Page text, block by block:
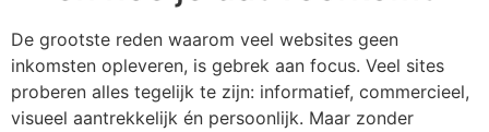
De grootste reden waarom veel websites geen
inkomsten opleveren, is gebrek aan focus. Veel sites
proberen alles tegelijk te zijn: informatief, commercieel,
visueel aantrekkelijk én persoonlijk. Maar zonder